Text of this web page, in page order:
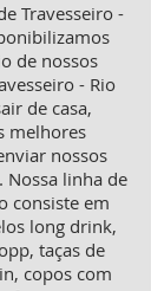
Travesseiro -
de nossos
- Rio
de casa,
melhores
nossos
Nossa linha de
consiste em
long drink,
taças de
copos com